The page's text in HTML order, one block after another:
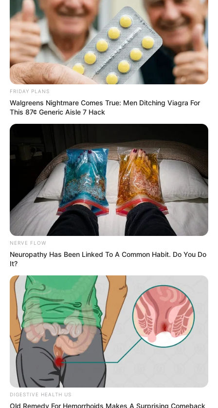
FRIDAY PLANS
Walgreens Nightmare Comes True: Men Ditching Viagra For
This 87¢ Generic Aisle 7 Hack
NERVE FLOW
Neuropathy Has Been Linked To A Common Habit. Do You Do
It?
DIGESTIVE HEALTH US
Old Remedy For Hemorrhoids Makes A Surprising Comeback